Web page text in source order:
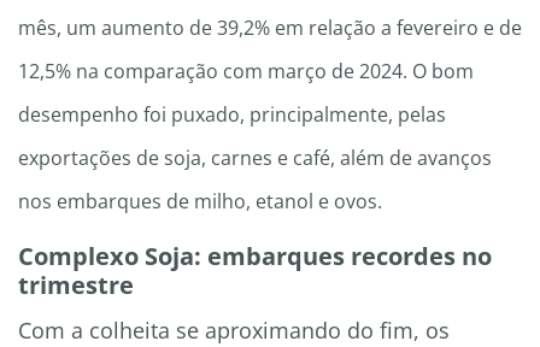
mês, um aumento de 39,2% em relação a fevereiro e de
12,5% na comparação com março de 2024. O bom
desempenho foi puxado, principalmente, pelas
exportações de soja, carnes e café, além de avanços
nos embarques de milho, etanol e ovos.
Complexo Soja: embarques recordes no
trimestre
Com a colheita se aproximando do fim, os